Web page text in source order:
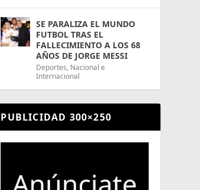
SE PARALIZA EL MUNDO
FUTBOL TRAS EL
FALLECIMIENTO A LOS 68
AÑOS DE JORGE MESSI
Deportes, Nacional e
Internacional
PUBLICIDAD 300×250